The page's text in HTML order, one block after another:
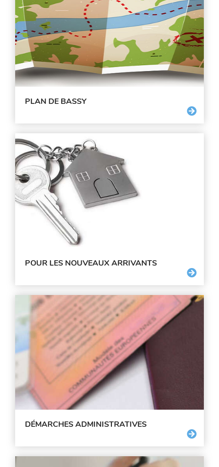
PLAN DE BASSY
POUR LES NOUVEAUX ARRIVANTS
DÉMARCHES ADMINISTRATIVES